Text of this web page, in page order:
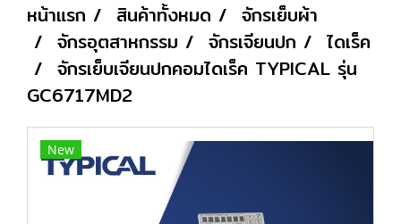
หน้าแรก สินค้าทั้งหมด
จักรเย็บผ้า
จักรอุตสาหกรรม
จักรเจียนปก
ไดเร็ค
จักรเย็บเจียนปกคอมไดเร็ค TYPICAL รุ่น
GC6717MD2
New